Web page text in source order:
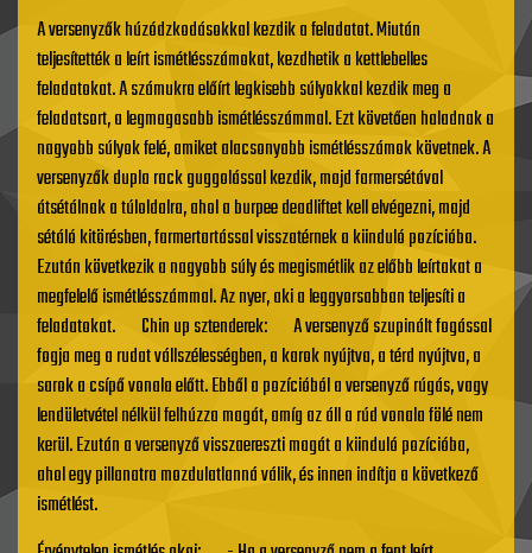
A versenyzők húzódzkodásokkal kezdik a feladatot. Miután
teljesítették a leírt ismétlésszámokat, kezdhetik a kettlebelles
feladatokat. A számukra előírt legkisebb súlyokkal kezdik meg a
feladatsort, a legmagasabb ismétlésszámmal. Ezt követően haladnak a
nagyobb súlyok felé, amiket alacsonyabb ismétlésszámok követnek. A
versenyzők dupla rack guggolással kezdik, majd farmersétával
átsétálnak a túloldalra, ahol a burpee deadliftet kell elvégezni, majd
sétáló kitörésben, farmertartással visszatérnek a kiinduló pozícióba.
Ezután következik a nagyobb súly és megismétlik az előbb leírtakat a
megfelelő ismétlésszámmal. Az nyer, aki a leggyorsabban teljesíti a
feladatokat. Chin up sztenderek: A versenyző szupinált fogással
fogja meg a rudat vállszélességben, a karok nyújtva, a térd nyújtva, a
sarok a csípő vonala előtt. Ebből a pozícióból a versenyző rúgás, vagy
lendületvétel nélkül felhúzza magát, amíg az áll a rúd vonala fölé nem
kerül. Ezután a versenyző visszaereszti magát a kiinduló pozícióba,
ahol egy pillanatra mozdulatlanná válik, és innen indítja a következő
ismétlést.